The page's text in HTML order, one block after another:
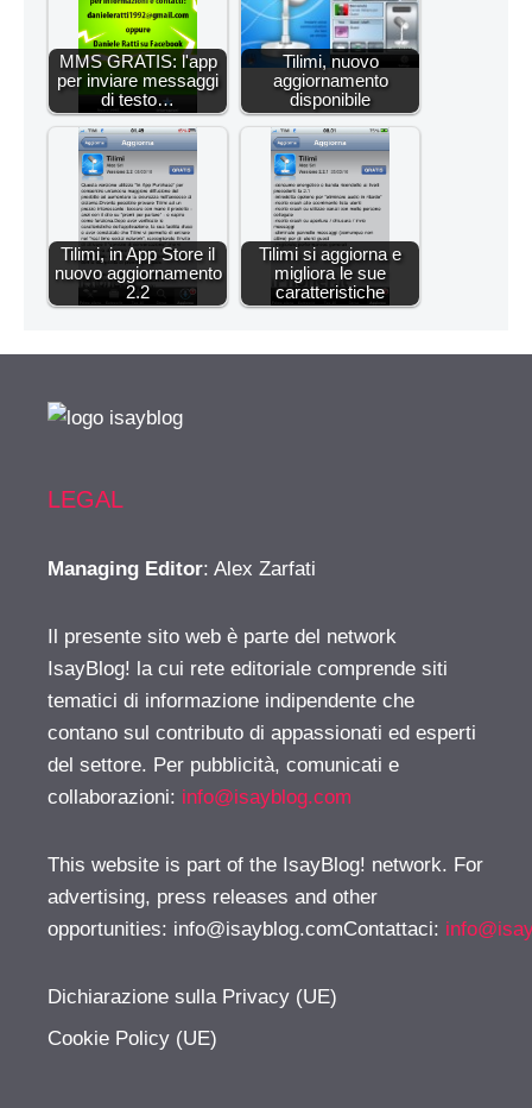
MMS GRATIS: l'app
per inviare messaggi
di testo…
Tilimi, nuovo
aggiornamento
disponibile
Tilimi, in App Store il
nuovo aggiornamento
2.2
Tilimi si aggiorna e
migliora le sue
caratteristiche
LEGAL
Managing Editor: Alex Zarfati
Il presente sito web è parte del network
IsayBlog! la cui rete editoriale comprende siti
tematici di informazione indipendente che
contano sul contributo di appassionati ed esperti
del settore. Per pubblicità, comunicati e
collaborazioni: info@isayblog.com
This website is part of the IsayBlog! network. For
advertising, press releases and other
opportunities: info@isayblog.comContattaci:
Dichiarazione sulla Privacy (UE)
Cookie Policy (UE)